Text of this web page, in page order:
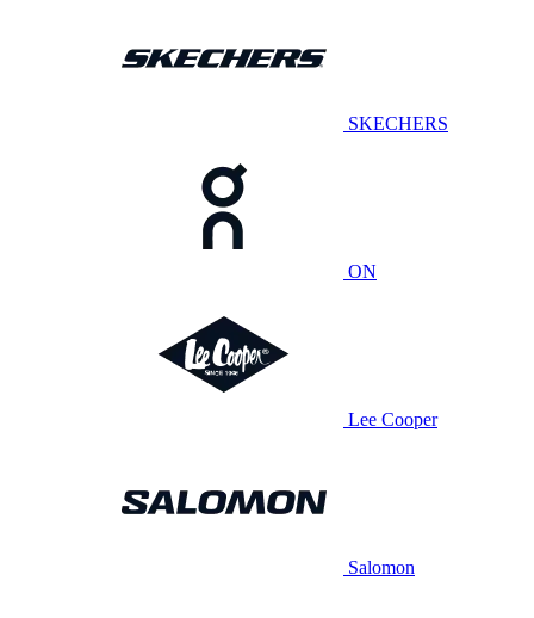
SKECHERS
ON
Lee Cooper
Salomon